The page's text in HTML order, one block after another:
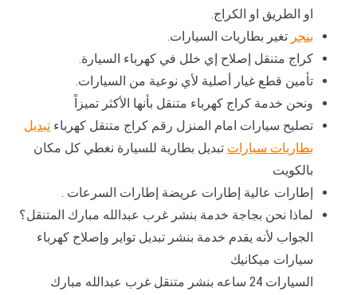
او الطريق او الكراج.
بنجر تغير بطاريات السيارات.
كراج متنقل إصلاح إي خلل في كهرباء السيارة.
تأمين قطع غيار أصلية لأي نوعية من السيارات.
ونحن خدمة كراج كهرباء متنقل بأنها الأكثر تميزاً
تصليح سيارات امام المنزل رقم كراج متنقل كهرباء تبديل
بطاريات سيارات تبديل بطارية للسيارة نغطي كل مكان
بالكويت
إطارات عالية إطارات عريضة إطارات السرعات .
لماذا نحن بجاجة خدمة بنشر غرب عبدالله مبارك المتنقل؟
الجواب لأنه يقدم خدمة بنشر تبديل تواير وإصلاح كهرباء
سيارات ميكانيك
السيارات 24 ساعه بنشر متنقل غرب عبدالله مبارك